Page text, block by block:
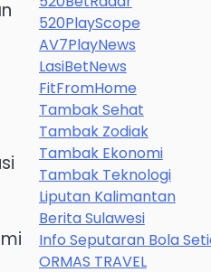
520PlayScope
AV7PlayNews
LasiBetNews
FitFromHome
Tambak Sehat
Tambak Zodiak
Tambak Ekonomi
Tambak Teknologi
Liputan Kalimantan
Berita Sulawesi
Info Seputaran Bola
ORMAS TRAVEL